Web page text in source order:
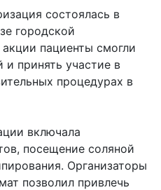
состоялась в
городской
пациенты смогли
принять участие в
процедурах в
включала
посещение соляной
Организаторы
позволил привлечь